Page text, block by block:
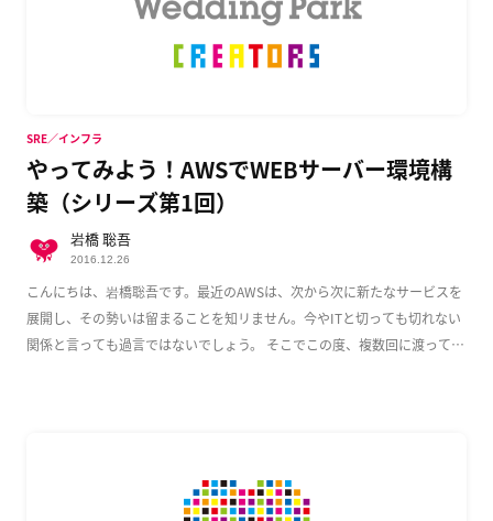
やってみよう！AWSでWEBサーバー環境構
築（シリーズ第1回）
こんにちは、岩橋聡吾です。最近のAWSは、次から次に新たなサービスを
展開し、その勢いは留まることを知リません。今やITと切っても切れない
関係と言っても過言ではないでしょう。 そこでこの度、複数回に渡って
SRE／インフラ
岩橋 聡吾
2016.12.26